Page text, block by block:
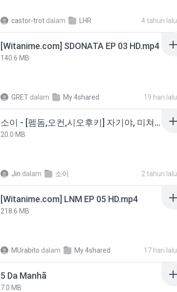
castor-trot dalam LHR 4 tahun lalu
[Witanime.com] SDONATA EP 03 HD.mp4
140.6 MB
GRET dalam My 4shared 19 hari lalu
소이 - [펨돔,오컨,시오후키] 자기야, 미쳐볼래 #남성향 #ASMR #펨돔 #여공남수 #19금.mp3
20.0 MB
Jin dalam 소이 2 tahun lalu
[Witanime.com] LNM EP 05 HD.mp4
218.6 MB
MUrabito dalam My 4shared 17 hari lalu
5 Da Manhã
7.0 MB